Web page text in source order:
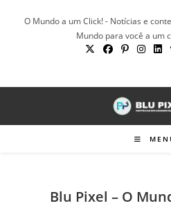
O Mundo a um Click! - Notícias e
Mundo para você a um
Blu Pixel – O